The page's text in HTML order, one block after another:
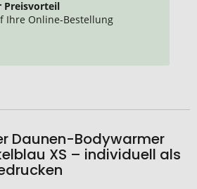
Preisvorteil
Ihre Online-Bestellung
Daunen-Bodywarmer
XS – individuell als